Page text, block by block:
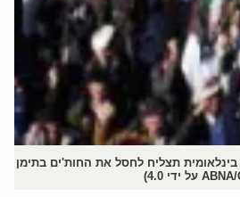
תצליח לחסל את החות'ים בתימן